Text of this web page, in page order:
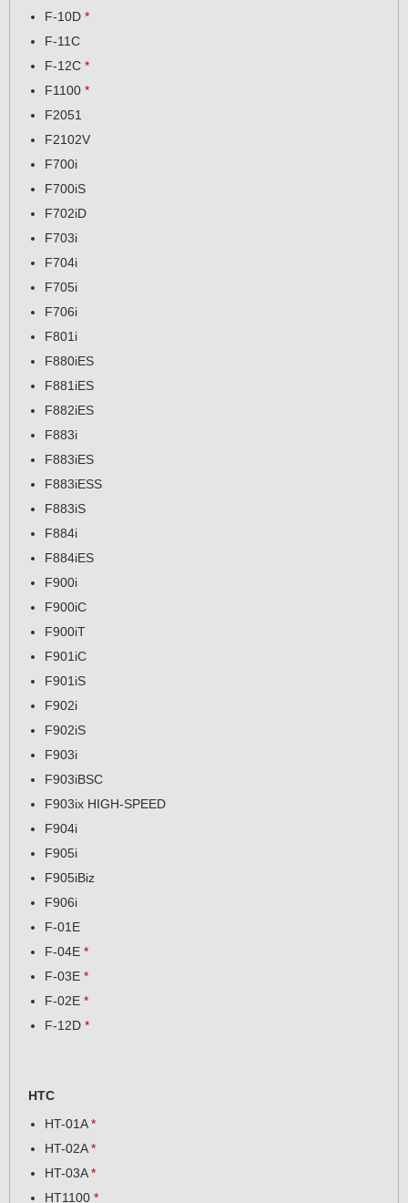
F-10D *
F-11C
F-12C *
F1100 *
F2051
F2102V
F700i
F700iS
F702iD
F703i
F704i
F705i
F706i
F801i
F880iES
F881iES
F882iES
F883i
F883iES
F883iESS
F883iS
F884i
F884iES
F900i
F900iC
F900iT
F901iC
F901iS
F902i
F902iS
F903i
F903iBSC
F903ix HIGH-SPEED
F904i
F905i
F905iBiz
F906i
F-01E
F-04E *
F-03E *
F-02E *
F-12D *
HTC
HT-01A*
HT-02A*
HT-03A*
HT1100 *